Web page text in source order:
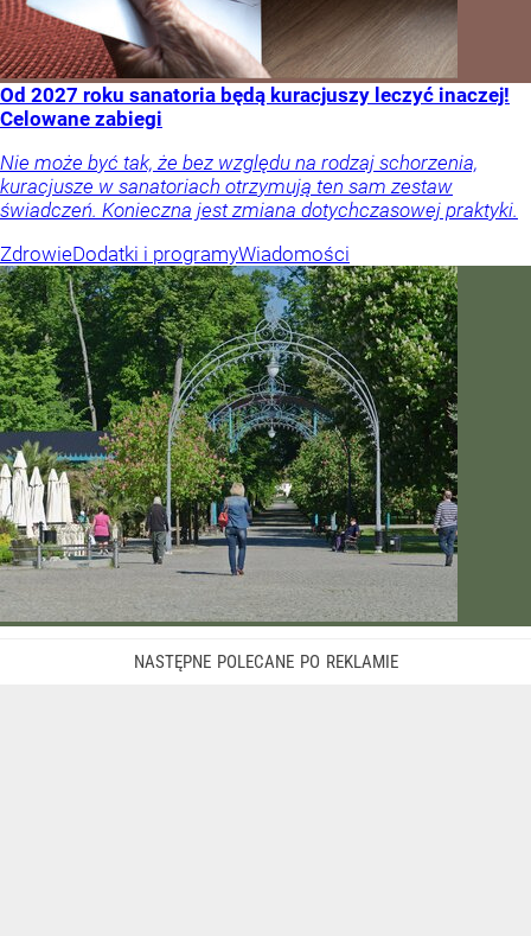
Od 2027 roku sanatoria będą kuracjuszy leczyć inaczej!
Celowane zabiegi
Nie może być tak, że bez względu na rodzaj schorzenia,
kuracjusze w sanatoriach otrzymują ten sam zestaw
świadczeń. Konieczna jest zmiana dotychczasowej praktyki.
ZdrowieDodatki i programyWiadomości